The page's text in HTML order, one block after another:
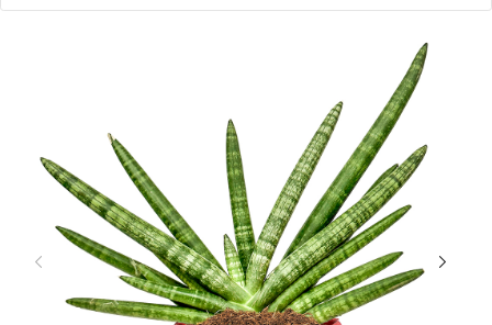
İÇ MEKAN BITKILERI
DIŞ MEKAN BITKILERI
HEDIYE GÖNDER
TOPRAK & GÜBRE
SIPARIŞ TAKIP